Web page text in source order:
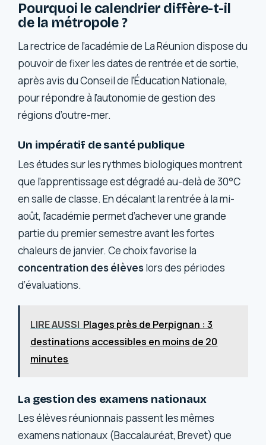
Pourquoi le calendrier diffère-t-il
de la métropole ?
La rectrice de l’académie de La Réunion dispose du
pouvoir de fixer les dates de rentrée et de sortie,
après avis du Conseil de l’Éducation Nationale,
pour répondre à l’autonomie de gestion des
régions d’outre-mer.
Un impératif de santé publique
Les études sur les rythmes biologiques montrent
que l’apprentissage est dégradé au-delà de 30°C
en salle de classe. En décalant la rentrée à la mi-
août, l’académie permet d’achever une grande
partie du premier semestre avant les fortes
chaleurs de janvier. Ce choix favorise la
concentration des élèves lors des périodes
d’évaluations.
LIRE AUSSI Plages près de Perpignan : 3
destinations accessibles en moins de 20
minutes
La gestion des examens nationaux
Les élèves réunionnais passent les mêmes
examens nationaux (Baccalauréat, Brevet) que